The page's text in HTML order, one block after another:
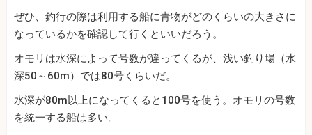
ぜひ、釣行の際は利用する船に青物がどのくらいの大きさに
なっているかを確認して行くといいだろう。
オモリは水深によって号数が違ってくるが、浅い釣り場（水
深50～60m）では80号くらいだ。
水深が80m以上になってくると100号を使う。オモリの号数
を統一する船は多い。